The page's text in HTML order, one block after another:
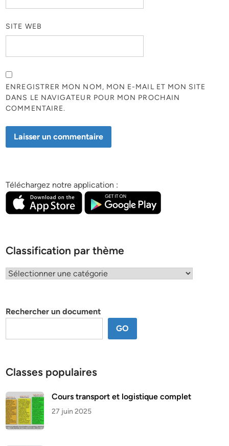
SITE WEB
ENREGISTRER MON NOM, MON E-MAIL ET MON SITE
DANS LE NAVIGATEUR POUR MON PROCHAIN
COMMENTAIRE.
Téléchargez notre application :
Classification par thème
Classification
Rechercher un document
GO
Classes populaires
Cours transport et logistique complet
27 juin 2025